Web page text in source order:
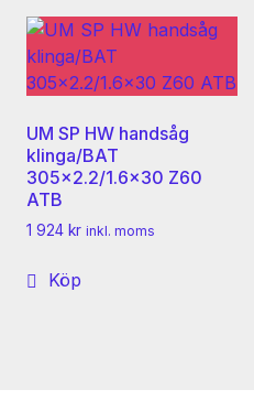
UM SP HW handsåg
klinga/BAT
305×2.2/1.6×30 Z60
ATB
1 924 kr inkl. moms
Köp